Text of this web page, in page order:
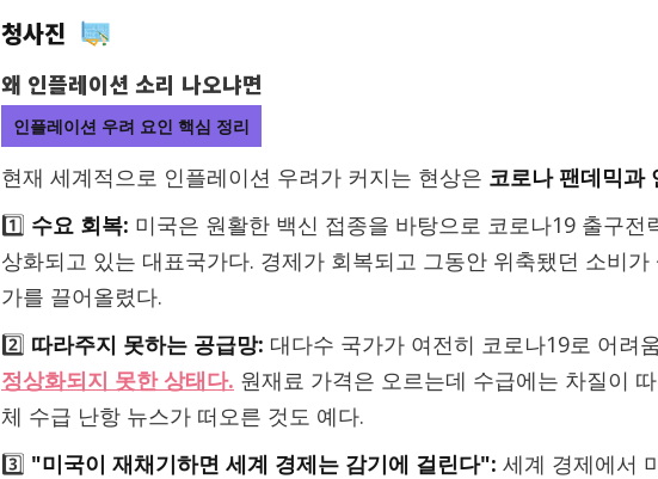
청사진
왜 인플레이션 소리 나오냐면
인플레이션 우려 요인 핵심 정리
현재 세계적으로 인플레이션 우려가 커지는 현상은 코로나 팬데믹과
1️⃣ 수요 회복: 미국은 원활한 백신 접종을 바탕으로 코로나19 출구전
상화되고 있는 대표국가다. 경제가 회복되고 그동안 위축됐던 소비
가를 끌어올렸다.
2️⃣ 따라주지 못하는 공급망: 대다수 국가가 여전히 코로나19로 어려
정상화되지 못한 상태다. 원재료 가격은 오르는데 수급에는 차질이
체 수급 난항 뉴스가 떠오른 것도 예다.
3️⃣ "미국이 재채기하면 세계 경제는 감기에 걸린다": 세계 경제에서